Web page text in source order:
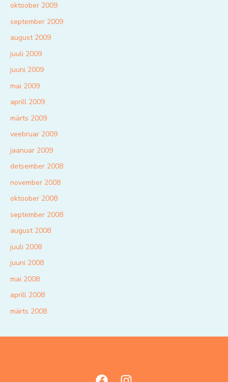
oktoober 2009
september 2009
august 2009
juuli 2009
juuni 2009
mai 2009
aprill 2009
märts 2009
veebruar 2009
jaanuar 2009
detsember 2008
november 2008
oktoober 2008
september 2008
august 2008
juuli 2008
juuni 2008
mai 2008
aprill 2008
märts 2008